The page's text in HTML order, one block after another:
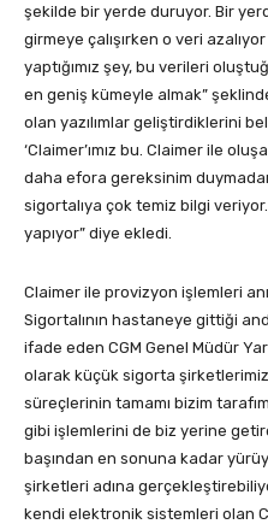
şekilde bir yerde duruyor. Bir
girmeye çalışırken o veri
yaptığımız şey, bu verileri
en geniş kümeyle almak”
olan yazılımlar geliştirdiklerini
‘Claimer’ımız bu. Claimer ile
daha efora gereksinim
sigortalıya çok temiz bilgi
yapıyor” diye ekledi.
Claimer ile provizyon işlemleri
Sigortalının hastaneye gittiği
ifade eden CGM Genel Müdür
olarak küçük sigorta
süreçlerinin tamamı bizim
gibi işlemlerini de biz yerine
başından en sonuna kadar
şirketleri adına
kendi elektronik sistemleri olan